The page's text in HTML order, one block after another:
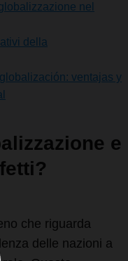
nel
della
ventajas y
e
che riguarda
delle nazioni a